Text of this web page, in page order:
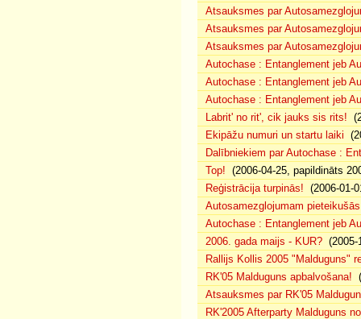
Atsauksmes par
Atsauksmes par
Atsauksmes par
Autochase : Entanglement jeb
Autochase : Entanglement jeb
Autochase : Entanglement jeb
Labrit' no rit', cik jauks sis rits!
Ekipāžu numuri un startu laiki
Dalībniekiem par Autochase :
Top! (2006-04-25, papildināts
Reģistrācija turpinās! (2006-01-
Autosamezglojumam
Autochase : Entanglement jeb
2006. gada maijs - KUR? (2005-
Rallijs Kollis 2005 "Malduguns"
RK'05 Malduguns apbalvošana!
Atsauksmes par RK'05
RK'2005 Afterparty Malduguns